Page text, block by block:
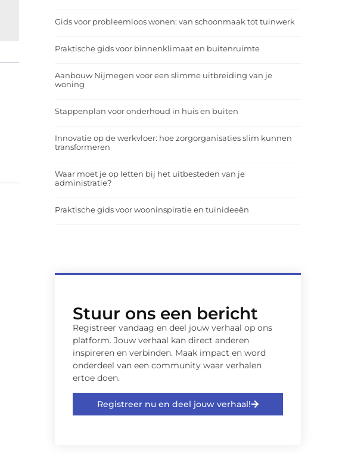
Gids voor probleemloos wonen: van schoonmaak tot tuinwerk
Praktische gids voor binnenklimaat en buitenruimte
Aanbouw Nijmegen voor een slimme uitbreiding van je
woning
Stappenplan voor onderhoud in huis en buiten
Innovatie op de werkvloer: hoe zorgorganisaties slim kunnen
transformeren
Waar moet je op letten bij het uitbesteden van je
administratie?
Praktische gids voor wooninspiratie en tuinideeën
Stuur ons een bericht
Registreer vandaag en deel jouw verhaal op ons
platform. Jouw verhaal kan direct anderen
inspireren en verbinden. Maak impact en word
onderdeel van een community waar verhalen
ertoe doen.
Registreer nu en deel jouw verhaal!